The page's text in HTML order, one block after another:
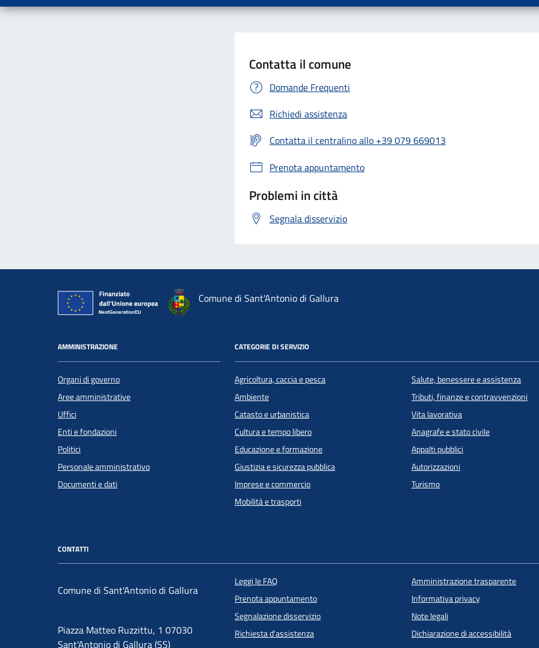
Contatta il comune
Domande Frequenti
Richiedi assistenza
Contatta il centralino allo +39 079 669013
Prenota appuntamento
Problemi in città
Segnala disservizio
Comune di Sant'Antonio di Gallura
AMMINISTRAZIONE
Organi di governo
Aree amministrative
Uffici
Enti e fondazioni
Politici
Personale amministrativo
Documenti e dati
CATEGORIE DI SERVIZIO
Agricoltura, caccia e pesca
Ambiente
Catasto e urbanistica
Cultura e tempo libero
Educazione e formazione
Giustizia e sicurezza pubblica
Imprese e commercio
Mobilità e trasporti
Salute, benessere e assistenza
Tributi, finanze e contravvenzioni
Vita lavorativa
Anagrafe e stato civile
Appalti pubblici
Autorizzazioni
Turismo
CONTATTI
Comune di Sant'Antonio di Gallura
Piazza Matteo Ruzzittu, 1 07030
Sant'Antonio di Gallura (SS)
Leggi le FAQ
Prenota appuntamento
Segnalazione disservizio
Richiesta d'assistenza
Amministrazione trasparente
Informativa privacy
Note legali
Dichiarazione di accessibilità